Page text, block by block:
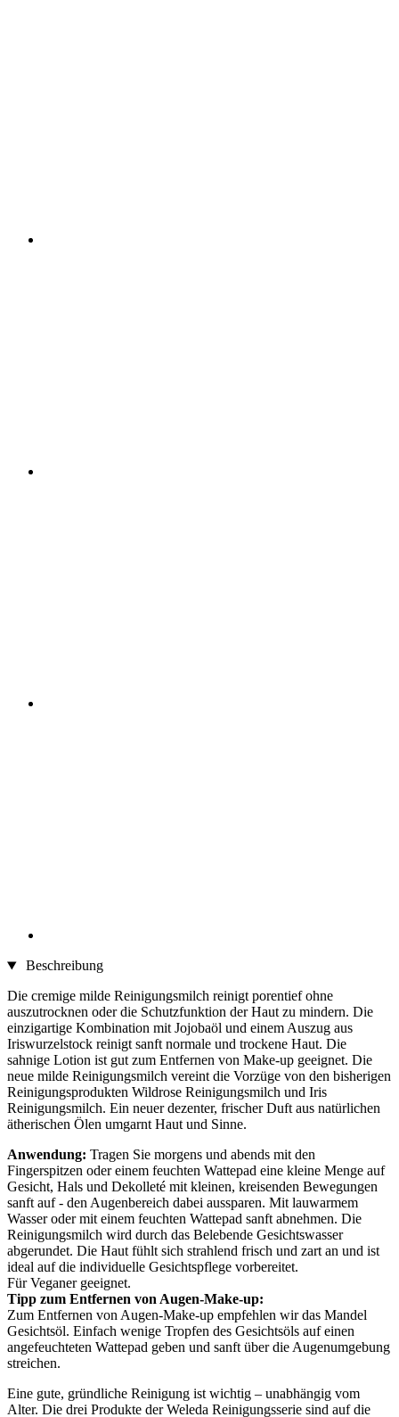
Beschreibung
Die cremige milde Reinigungsmilch reinigt porentief ohne
auszutrocknen oder die Schutzfunktion der Haut zu mindern. Die
einzigartige Kombination mit Jojobaöl und einem Auszug aus
Iriswurzelstock reinigt sanft normale und trockene Haut. Die
sahnige Lotion ist gut zum Entfernen von Make-up geeignet. Die
neue milde Reinigungsmilch vereint die Vorzüge von den bisherigen
Reinigungsprodukten Wildrose Reinigungsmilch und Iris
Reinigungsmilch. Ein neuer dezenter, frischer Duft aus natürlichen
ätherischen Ölen umgarnt Haut und Sinne.
Anwendung: Tragen Sie morgens und abends mit den
Fingerspitzen oder einem feuchten Wattepad eine kleine Menge auf
Gesicht, Hals und Dekolleté mit kleinen, kreisenden Bewegungen
sanft auf - den Augenbereich dabei aussparen. Mit lauwarmem
Wasser oder mit einem feuchten Wattepad sanft abnehmen. Die
Reinigungsmilch wird durch das Belebende Gesichtswasser
abgerundet. Die Haut fühlt sich strahlend frisch und zart an und ist
ideal auf die individuelle Gesichtspflege vorbereitet.
Für Veganer geeignet.
Tipp zum Entfernen von Augen-Make-up:
Zum Entfernen von Augen-Make-up empfehlen wir das Mandel
Gesichtsöl. Einfach wenige Tropfen des Gesichtsöls auf einen
angefeuchteten Wattepad geben und sanft über die Augenumgebung
streichen.
Eine gute, gründliche Reinigung ist wichtig – unabhängig vom
Alter. Die drei Produkte der Weleda Reinigungsserie sind auf die